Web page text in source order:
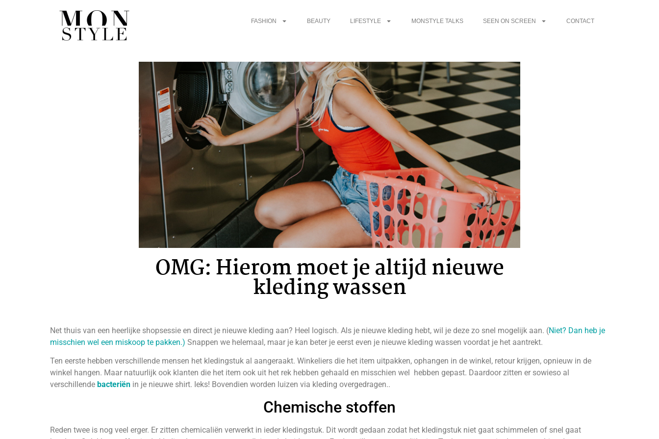
FASHION BEAUTY LIFESTYLE MONSTYLE TALKS SEEN ON SCREEN CONTACT
OMG: Hierom moet je altijd nieuwe
kleding wassen
Net thuis van een heerlijke shopsessie en direct je nieuwe kleding aan? Heel logisch. Als je nieuwe kleding hebt, wil je deze zo snel mogelijk aan. (Niet? Dan heb je
misschien wel een miskoop te pakken.) Snappen we helemaal, maar je kan beter je eerst even je nieuwe kleding wassen voordat je het aantrekt.
Ten eerste hebben verschillende mensen het kledingstuk al aangeraakt. Winkeliers die het item uitpakken, ophangen in de winkel, retour krijgen, opnieuw in de
winkel hangen. Maar natuurlijk ook klanten die het item ook uit het rek hebben gehaald en misschien wel hebben gepast. Daardoor zitten er sowieso al
verschillende bacteriën in je nieuwe shirt. Ieks! Bovendien worden luizen via kleding overgedragen..
Chemische stoffen
Reden twee is nog veel erger. Er zitten chemicaliën verwerkt in ieder kledingstuk. Dit wordt gedaan zodat het kledingstuk niet gaat schimmelen of snel gaat